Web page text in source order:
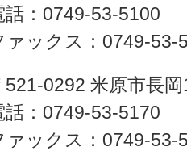
話：0749-53-5100
ァックス：0749-53-
521-0292 米原市長
話：0749-53-5170
ァックス：0749-53-